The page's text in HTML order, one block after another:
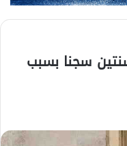
سجنا بسبب